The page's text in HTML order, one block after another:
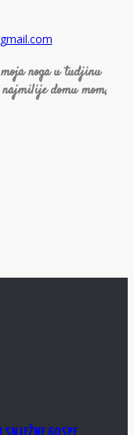
noga u tudjinu
domu mom,